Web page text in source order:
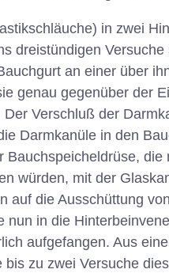
in zwei
dreistündigen
an einer über
genau gegenüber der
Verschluß der
Darmkanüle in den
die
würden, mit der
auf die Ausschüttung
nun in die
aufgefangen. Aus
zu zwei Versuche